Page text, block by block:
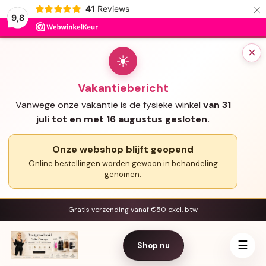
9,8
41 Reviews ×
×
☀
Vakantiebericht
Vanwege onze vakantie is de fysieke winkel van 31
juli tot en met 16 augustus gesloten.
Onze webshop blijft geopend
Online bestellingen worden gewoon in behandeling
genomen.
Gratis verzending vanaf €50 excl. btw
Shop nu ☰